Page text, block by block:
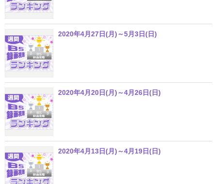
2020年4月27日(月)～5月3日(日)
2020年4月20日(月)～4月26日(日)
2020年4月13日(月)～4月19日(日)